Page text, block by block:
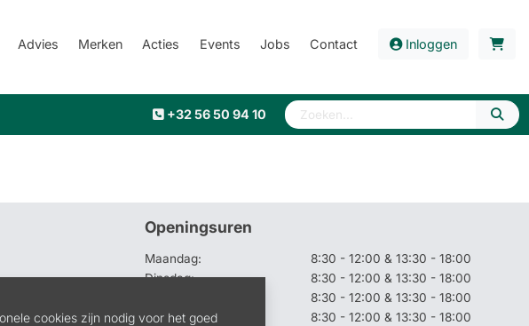
Advies Merken Acties Events Jobs Contact Inloggen
+32 56 50 94 10
Openingsuren
Maandag:
8:30 - 12:00 & 13:30 - 18:00
Dinsdag:
8:30 - 12:00 & 13:30 - 18:00
8:30 - 12:00 & 13:30 - 18:00
Donderdag:
8:30 - 12:00 & 13:30 - 18:00
cookies zijn nodig voor het goed